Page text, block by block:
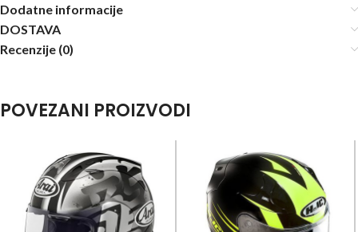
Dodatne informacije
DOSTAVA
Recenzije (0)
POVEZANI PROIZVODI